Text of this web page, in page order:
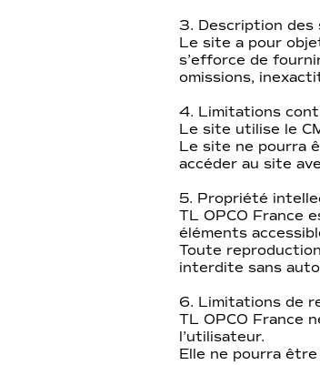
3. Description des
Le site a pour
s’efforce de
omissions,
4. Limitations
Le site utilise le
Le site ne pourra
accéder au site
5. Propriété
TL OPCO France
éléments
Toute
interdite sans
6. Limitations de
TL OPCO France
l’utilisateur.
Elle ne pourra